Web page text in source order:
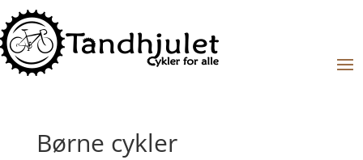
Børne cykler